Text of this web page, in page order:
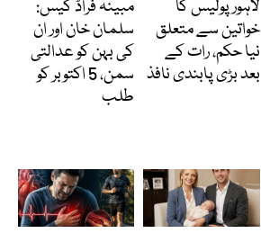
لاہور پولیس کا
خواتین سے متعلق
نیا حکم، رات کے
بعد بڑی پابندی نافذ
مبینہ فراڈ کیس:
سلمان خان اور ان
کی بہن کو عدالتی
سمن، 5 اکتوبر کو
طلب